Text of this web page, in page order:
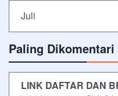
Juli
Paling Dikomentari
LINK DAFTAR DAN